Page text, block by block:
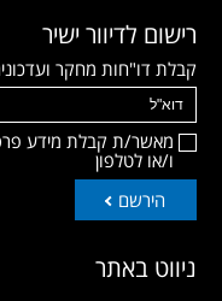
רישום לדיוור ישיר
קבלת דו"חות מחקר
מאשר/ת קבלת מידע
ו/או לטלפון
הירשם
ניווט באתר